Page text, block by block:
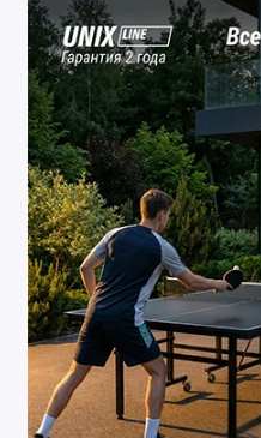
других внешних факторов.
для пинг-понга легко
поддерживать его в
столешницы можно поднять
идеально подходит для
удара и улучшения
партнера. Стол занимает
используется в режиме
отличным выбором для
пинг-понга станет
комнаты или офиса и
внимание! Независимо от
новичком или опытным
прекрасным выбором для